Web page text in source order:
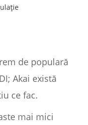
de populară
Akai există
ce fac.
mai mici